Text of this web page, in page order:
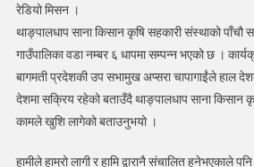
रेडियो मिसन ।
थाङ्पालधाप साना किसान कृषि सहकारी संस्थाको पाँचौ
गाउँपालिका वडा नम्बर ६ धापमा सम्पन्न भएको छ ।
बागमती प्रदेशकी उप सभामुख अप्सरा चापागाईंले हाल
देशमा सक्रिय रहेको बताउँदै थाङ्पालधाप साना किसान
कामले खुशि लागेको बताउनुभयो ।
हामीले हाम्रो लागी र हामि द्वारानै संचालित हुनेभएकाले